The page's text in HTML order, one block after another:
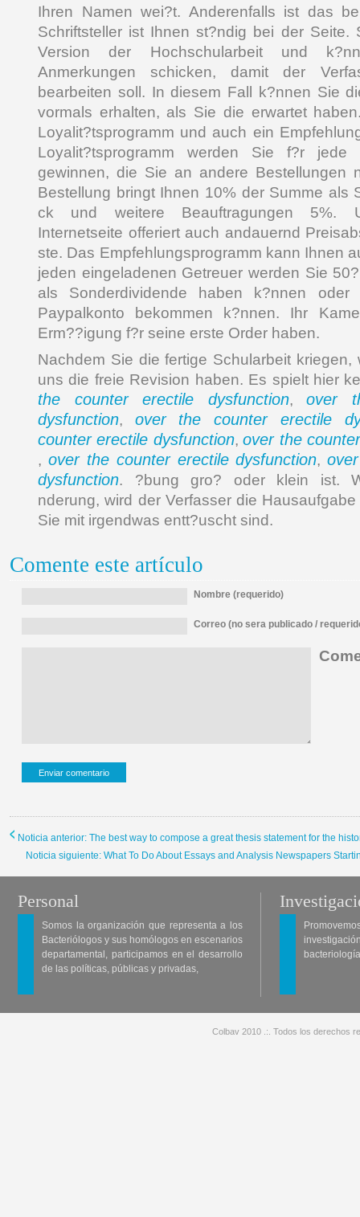
Ihren Namen wei?t. Anderenfalls ist das
Schriftsteller ist Ihnen st?ndig bei der Seite.
Version der Hochschularbeit und
Anmerkungen schicken, damit der
bearbeiten soll. In diesem Fall k?nnen Sie
vormals erhalten, als Sie die erwartet
Loyalit?tsprogramm und auch ein
Loyalit?tsprogramm werden Sie f?r
gewinnen, die Sie an andere Bestellungen
Bestellung bringt Ihnen 10% der Summe als
ck und weitere Beauftragungen 5%.
Internetseite offeriert auch andauernd
ste. Das Empfehlungsprogramm kann Ihnen
jeden eingeladenen Getreuer werden Sie
als Sonderdividende haben k?nnen
Paypalkonto bekommen k?nnen. Ihr
Erm??igung f?r seine erste Order haben.
Nachdem Sie die fertige Schularbeit
uns die freie Revision haben. Es spielt hier
the counter erectile dysfunction,over
dysfunction, over the counter erectile
counter erectile dysfunction,over the
, over the counter erectile dysfunction,
dysfunction. ?bung gro? oder klein ist.
nderung, wird der Verfasser die
Sie mit irgendwas entt?uscht sind.
Comente este artículo
Nombre (requerido)
Correo (no sera publicado /
Noticia anterior: The best way to compose a great thesis statement for the
Noticia siguiente: What To Do About Essays and Analysis Newspapers
Personal
Somos la organización que representa a los
Bacteriólogos y sus homólogos en escenarios
departamental, participamos en el desarrollo
de las políticas, públicas y privadas,
Colbav 2010 .:. Todos los derechos